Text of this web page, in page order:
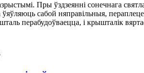
Пры ўздзеянні сонечнага
сабой няправільныя,
перабудоўваецца, і крышталік